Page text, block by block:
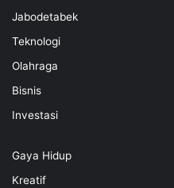
Jabodetabek
Teknologi
Olahraga
Bisnis
Investasi
Gaya Hidup
Kreatif